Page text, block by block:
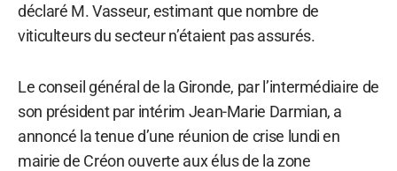
déclaré M. Vasseur, estimant que nombre de
viticulteurs du secteur n’étaient pas assurés.
Le conseil général de la Gironde, par l’intermédiaire de
son président par intérim Jean-Marie Darmian, a
annoncé la tenue d’une réunion de crise lundi en
mairie de Créon ouverte aux élus de la zone